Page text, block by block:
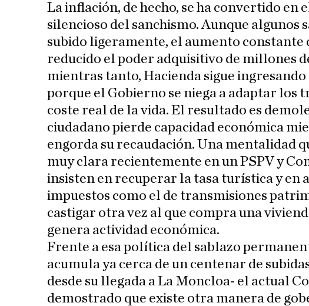
La inflación, de hecho, se ha convertido en
silencioso del sanchismo. Aunque algunos
subido ligeramente, el aumento constante
reducido el poder adquisitivo de millones
mientras tanto, Hacienda sigue
porque el Gobierno se niega a adaptar los
coste real de la vida. El resultado es
ciudadano pierde capacidad económica
engorda su recaudación. Una mentalidad
muy clara recientemente en un PSPV y
insisten en recuperar la tasa turística y en
impuestos como el de transmisiones
castigar otra vez al que compra una
genera actividad económica.
Frente a esa política del sablazo
acumula ya cerca de un centenar de
desde su llegada a La Moncloa- el actual
demostrado que existe otra manera de